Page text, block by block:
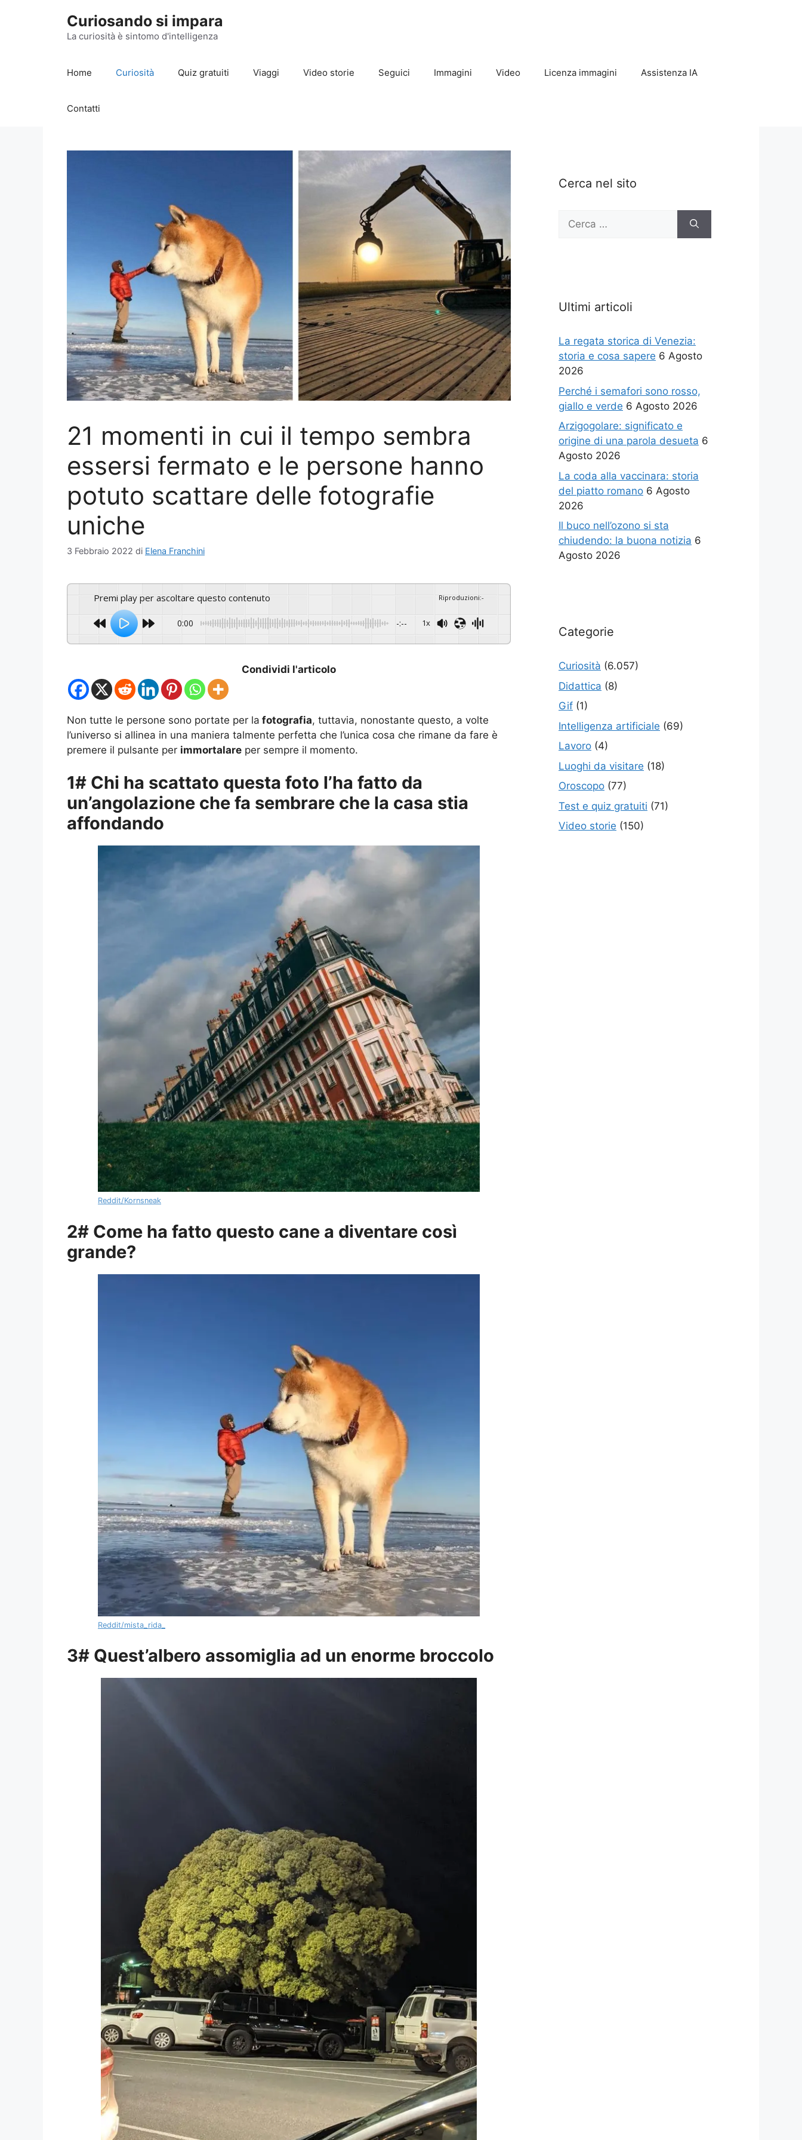
Curiosando si impara
La curiosità è sintomo d'intelligenza
Home Curiosità Quiz gratuiti Viaggi Video storie Seguici Immagini Video Licenza immagini Assistenza IA
Contatti
21 momenti in cui il tempo sembra
essersi fermato e le persone hanno
potuto scattare delle fotografie
uniche
3 Febbraio 2022 di Elena Franchini
Premi play per ascoltare questo contenuto Riproduzioni:-
0:00 -:-- 1x
Condividi l'articolo
Non tutte le persone sono portate per la fotografia, tuttavia, nonostante questo, a volte
l’universo si allinea in una maniera talmente perfetta che l’unica cosa che rimane da fare è
premere il pulsante per immortalare per sempre il momento.
1# Chi ha scattato questa foto l’ha fatto da
un’angolazione che fa sembrare che la casa stia
affondando
Reddit/Kornsneak
2# Come ha fatto questo cane a diventare così
grande?
Reddit/mista_rida_
3# Quest’albero assomiglia ad un enorme broccolo
Cerca nel sito
Ricerca
Ultimi articoli
La regata storica di Venezia:
storia e cosa sapere 6 Agosto
2026
Perché i semafori sono rosso,
giallo e verde 6 Agosto 2026
Arzigogolare: significato e
origine di una parola desueta 6
Agosto 2026
La coda alla vaccinara: storia
del piatto romano 6 Agosto
2026
Il buco nell’ozono si sta
chiudendo: la buona notizia 6
Agosto 2026
Categorie
Curiosità (6.057)
Didattica (8)
Gif (1)
Intelligenza artificiale (69)
Lavoro (4)
Luoghi da visitare (18)
Oroscopo (77)
Test e quiz gratuiti (71)
Video storie (150)